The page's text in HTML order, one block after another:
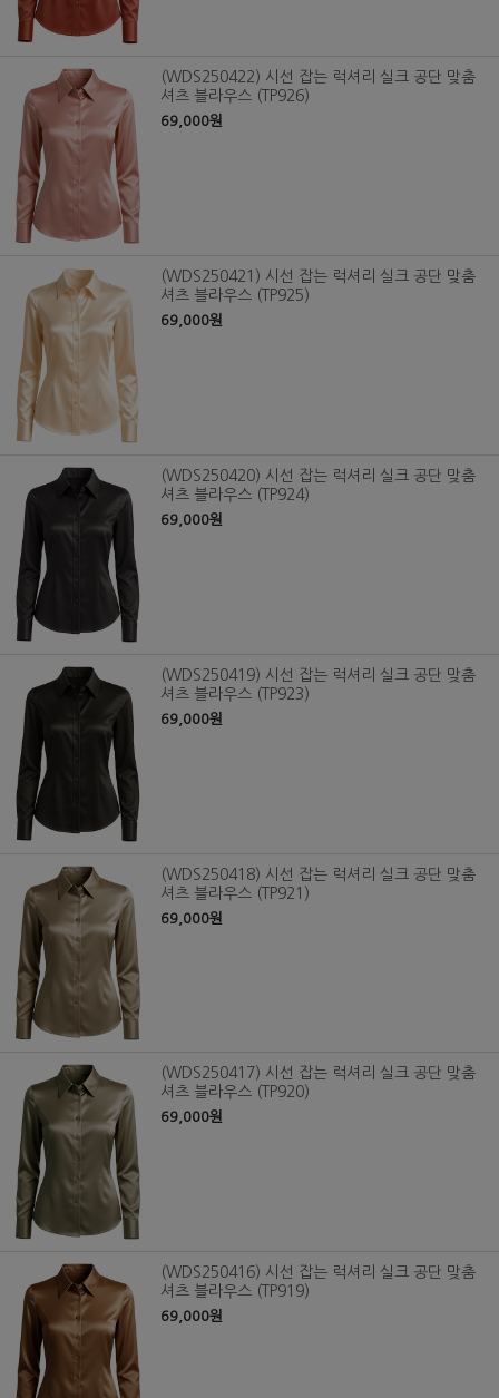
(WDS250422) 시선 잡는 럭셔리 실크 공단 맞춤
셔츠 블라우스 (TP926)
69,000원
(WDS250421) 시선 잡는 럭셔리 실크 공단 맞춤
셔츠 블라우스 (TP925)
69,000원
(WDS250420) 시선 잡는 럭셔리 실크 공단 맞춤
셔츠 블라우스 (TP924)
69,000원
(WDS250419) 시선 잡는 럭셔리 실크 공단 맞춤
셔츠 블라우스 (TP923)
69,000원
(WDS250418) 시선 잡는 럭셔리 실크 공단 맞춤
셔츠 블라우스 (TP921)
69,000원
(WDS250417) 시선 잡는 럭셔리 실크 공단 맞춤
셔츠 블라우스 (TP920)
69,000원
(WDS250416) 시선 잡는 럭셔리 실크 공단 맞춤
셔츠 블라우스 (TP919)
69,000원